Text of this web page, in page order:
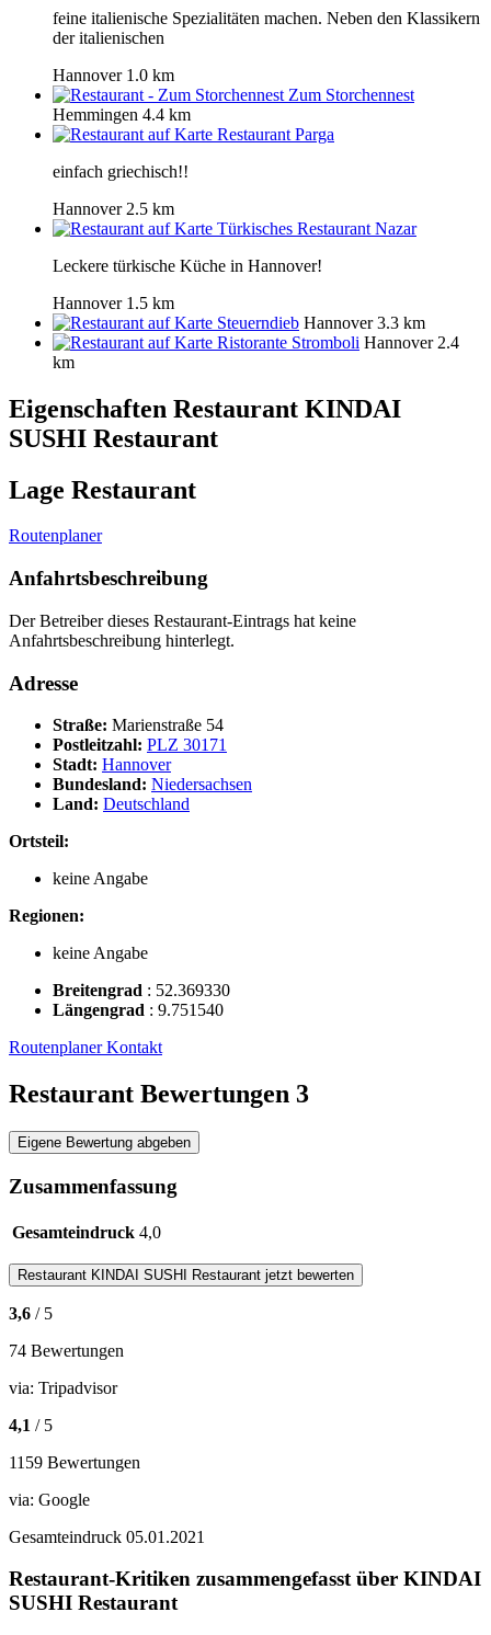
feine italienische Spezialitäten machen. Neben den Klassikern
der italienischen
Hannover 1.0 km
Zum Storchennest
Hemmingen 4.4 km
Restaurant Parga
einfach griechisch!!
Hannover 2.5 km
Türkisches Restaurant Nazar
Leckere türkische Küche in Hannover!
Hannover 1.5 km
Steuerndieb Hannover 3.3 km
Ristorante Stromboli Hannover 2.4
km
Eigenschaften Restaurant KINDAI
SUSHI Restaurant
Lage Restaurant
Routenplaner
Anfahrtsbeschreibung
Der Betreiber dieses Restaurant-Eintrags hat keine
Anfahrtsbeschreibung hinterlegt.
Adresse
Straße: Marienstraße 54
Postleitzahl: PLZ 30171
Stadt: Hannover
Bundesland: Niedersachsen
Land: Deutschland
Ortsteil:
keine Angabe
Regionen:
keine Angabe
Breitengrad : 52.369330
Längengrad : 9.751540
RoutenplanerKontakt
Restaurant Bewertungen 3
Eigene Bewertung abgeben
Zusammenfassung
Gesamteindruck 4,0
Restaurant KINDAI SUSHI Restaurant jetzt bewerten
3,6 / 5
74 Bewertungen
via: Tripadvisor
4,1 / 5
1159 Bewertungen
via: Google
Gesamteindruck 05.01.2021
Restaurant-Kritiken zusammengefasst über KINDAI
SUSHI Restaurant